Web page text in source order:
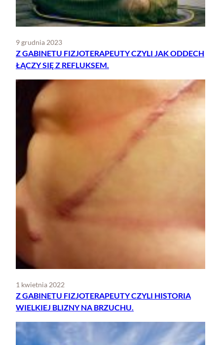
9 grudnia 2023
Z GABINETU FIZJOTERAPEUTY CZYLI JAK ODDECH
ŁĄCZY SIĘ Z REFLUKSEM.
1 kwietnia 2022
Z GABINETU FIZJOTERAPEUTY CZYLI HISTORIA
WIELKIEJ BLIZNY NA BRZUCHU.